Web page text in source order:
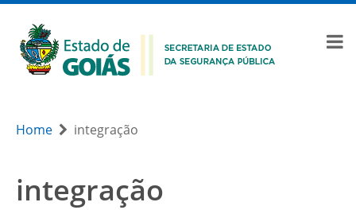
Home integração
integração